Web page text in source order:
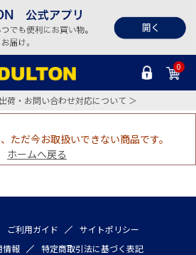
0
荷・お問い合わせ対応について ＞
ただ今お取扱いできない商品です。
ホームへ戻る
ご利用ガイド
サイトポリシー
情報 特定商取引法に基づく表記